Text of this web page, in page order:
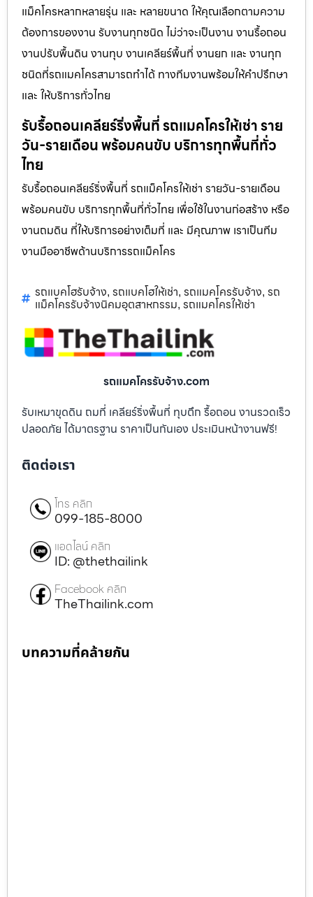
แม็คโครหลากหลายรุ่น และ หลายขนาด ให้คุณเลือกตามความ
ต้องการของงาน รับงานทุกชนิด ไม่ว่าจะเป็นงาน งานรื้อถอน
งานปรับพื้นดิน งานทุบ งานเคลียร์พื้นที่ งานยก และ งานทุก
ชนิดที่รถแมคโครสามารถทำได้ ทางทีมงานพร้อมให้คำปรึกษา
และ ให้บริการทั่วไทย
รับรื้อถอนเคลียร์ริ่งพื้นที่ รถแมคโครให้เช่า ราย
วัน-รายเดือน พร้อมคนขับ บริการทุกพื้นที่ทั่ว
ไทย
รับรื้อถอนเคลียร์ริ่งพื้นที่ รถแม็คโครให้เช่า รายวัน-รายเดือน
พร้อมคนขับ บริการทุกพื้นที่ทั่วไทย เพื่อใช้ในงานก่อสร้าง หรือ
งานถมดิน ที่ให้บริการอย่างเต็มที่ และ มีคุณภาพ เราเป็นทีม
งานมืออาชีพด้านบริการรถแม็คโคร
รถแบคโฮรับจ้าง, รถแบคโฮให้เช่า, รถแมคโครรับจ้าง, รถ
แม็คโครรับจ้างนิคมอุตสาหกรรม, รถแมคโครให้เช่า
รถแมคโครรับจ้าง.com
รับเหมาขุดดิน ถมที่ เคลียร์ริ่งพื้นที่ ทุบตึก รื้อถอน งานรวดเร็ว
ปลอดภัย ได้มาตรฐาน ราคาเป็นกันเอง ประเมินหน้างานฟรี!
ติดต่อเรา
โทร คลิก
099-185-8000
แอดไลน์ คลิก
ID: @thethailink
Facebook คลิก
TheThailink.com
บทความที่คล้ายกัน